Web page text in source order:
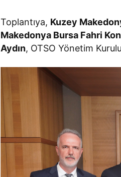
Toplantıya, Kuzey
Makedonya Bursa Fahri
Aydın, OTSO Yönetim